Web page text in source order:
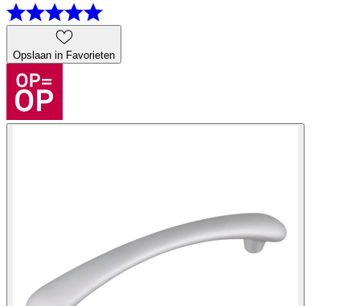
Opslaan in Favorieten